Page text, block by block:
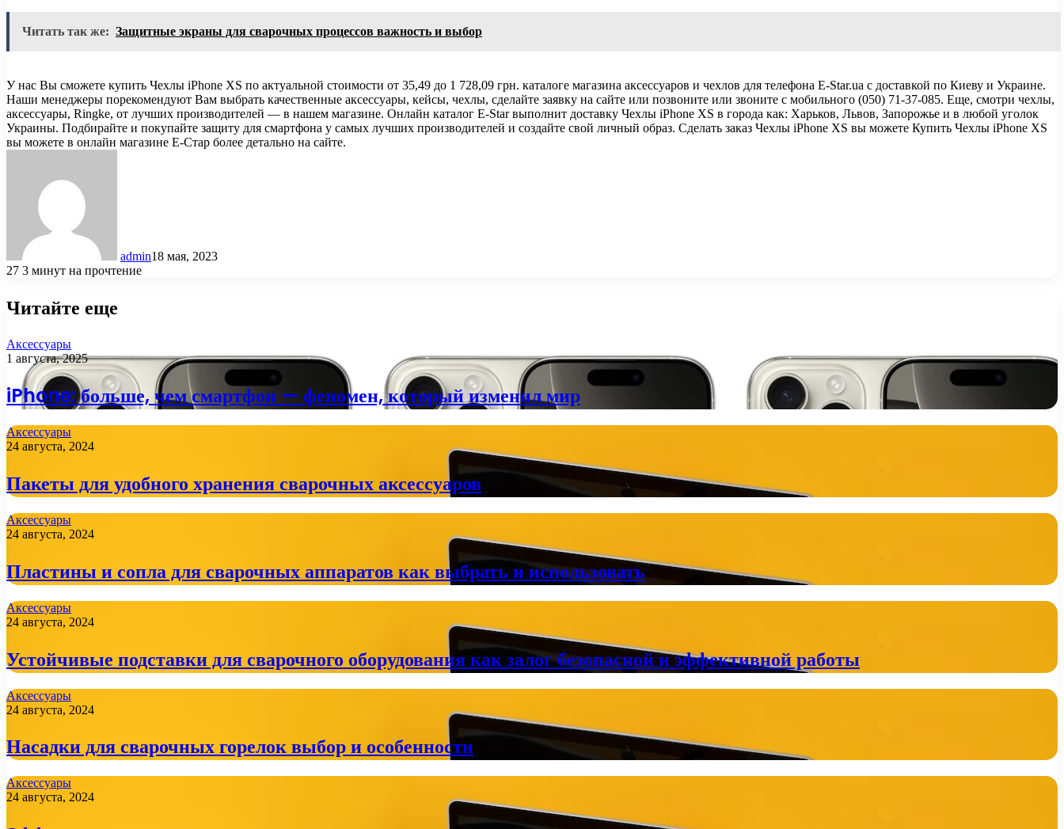
Читать так же: Защитные экраны для сварочных процессов важность и выбор
У нас Вы сможете купить Чехлы iPhone XS по актуальной стоимости от 35,49 до 1 728,09 грн. каталоге магазина аксессуаров и чехлов для телефона E-Star.ua с доставкой по Киеву и Украине.
Наши менеджеры порекомендуют Вам выбрать качественные аксессуары, кейсы, чехлы, сделайте заявку на сайте или позвоните или звоните с мобильного (050) 71-37-085. Еще, смотри чехлы,
аксессуары, Ringke, от лучших производителей — в нашем магазине. Онлайн каталог E-Star выполнит доставку Чехлы iPhone XS в города как: Харьков, Львов, Запорожье и в любой уголок
Украины. Подбирайте и покупайте защиту для смартфона у самых лучших производителей и создайте свой личный образ. Сделать заказ Чехлы iPhone XS вы можете Купить Чехлы iPhone XS
вы можете в онлайн магазине Е-Стар более детально на сайте.
admin18 мая, 2023
27 3 минут на прочтение
Читайте еще
Аксессуары
1 августа, 2025
iPhone: больше, чем смартфон — феномен, который изменил мир
Аксессуары
24 августа, 2024
Пакеты для удобного хранения сварочных аксессуаров
Аксессуары
24 августа, 2024
Пластины и сопла для сварочных аппаратов как выбрать и использовать
Аксессуары
24 августа, 2024
Устойчивые подставки для сварочного оборудования как залог безопасной и эффективной работы
Аксессуары
24 августа, 2024
Насадки для сварочных горелок выбор и особенности
Аксессуары
24 августа, 2024